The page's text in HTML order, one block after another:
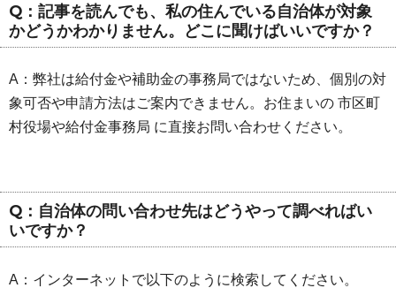
Q：記事を読んでも、私の住んでいる自治体が対象
かどうかわかりません。どこに聞けばいいですか？
A：弊社は給付金や補助金の事務局ではないため、個別の対
象可否や申請方法はご案内できません。お住まいの 市区町
村役場や給付金事務局 に直接お問い合わせください。
Q：自治体の問い合わせ先はどうやって調べればい
いですか？
A：インターネットで以下のように検索してください。